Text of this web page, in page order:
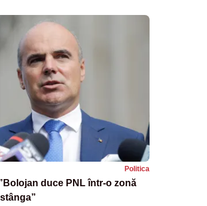
Politica
duce PNL într-o zonă